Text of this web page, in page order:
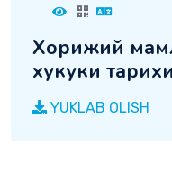
Хорижий
хукуки тарихи
YUKLAB OLISH